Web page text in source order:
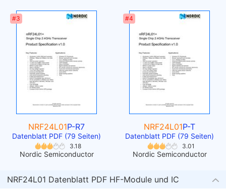
#3
NRF24L01P-R7
Datenblatt PDF (79 Seiten)
3.18
Nordic Semiconductor
#4
NRF24L01P-T
Datenblatt PDF (79 Seiten)
3.01
Nordic Semiconductor
NRF24L01 Datenblatt PDF HF-Module und IC